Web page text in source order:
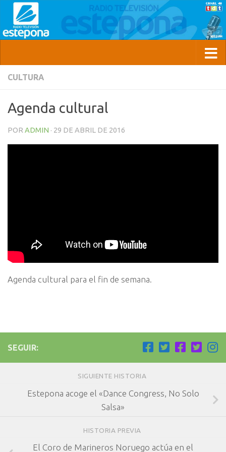
CULTURA
Agenda cultural
POR ADMIN · 29 DE ABRIL DE 2016
Agenda cultural para el fin de semana.
SEGUIR:
SIGUIENTE HISTORIA
Estepona acoge el «Dance Congress, No Solo
Salsa»
HISTORIA PREVIA
El Coro de Marineros Noruego actúa en el